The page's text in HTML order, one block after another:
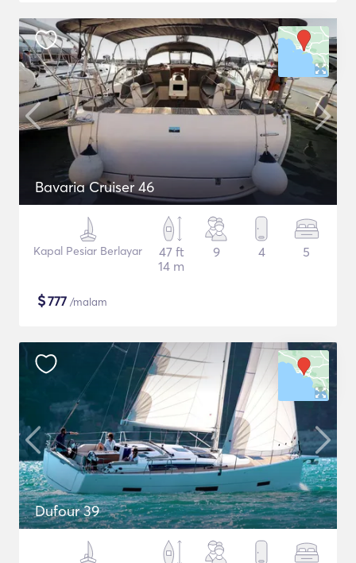
Bavaria Cruiser 46
Kapal Pesiar Berlayar
47 ft
14 m
9 4 5
$777 /malam
Dufour 39